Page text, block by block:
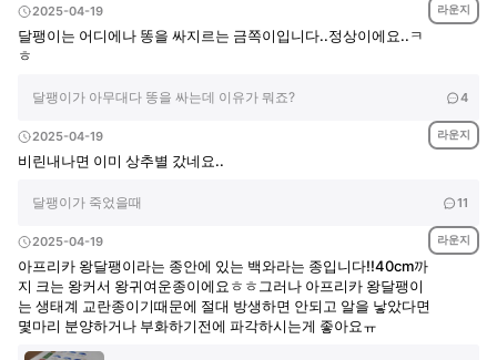
2025-04-19 라운지
달팽이는 어디에나 똥을 싸지르는 금쪽이입니다..정상이에요..ㅋ
ㅎ
달팽이가 아무대다 똥을 싸는데 이유가 뭐죠? 4
2025-04-19 라운지
비린내나면 이미 상추별 갔네요..
달팽이가 죽었을때 11
2025-04-19 라운지
아프리카 왕달팽이라는 종안에 있는 백와라는 종입니다!!40cm까
지 크는 왕커서 왕귀여운종이에요ㅎㅎ그러나 아프리카 왕달팽이
는 생태계 교란종이기때문에 절대 방생하면 안되고 알을 낳았다면
몇마리 분양하거나 부화하기전에 파각하시는게 좋아요ㅠ